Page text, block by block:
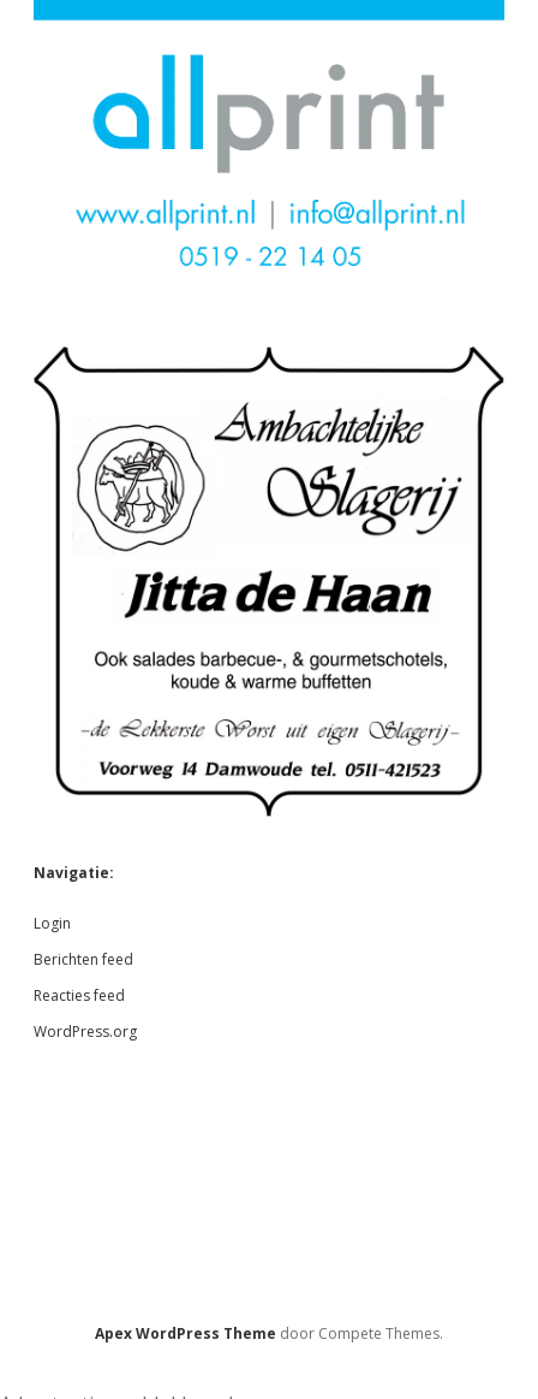
Navigatie:
Login
Berichten feed
Reacties feed
WordPress.org
Apex WordPress Theme door Compete Themes.